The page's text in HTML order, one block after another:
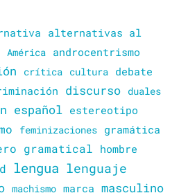
alternativas al
América androcentrismo
crítica cultura debate
discurso duales
español estereotipo
feminizaciones gramática
gramatical hombre
lengua lenguaje
machismo marca masculino